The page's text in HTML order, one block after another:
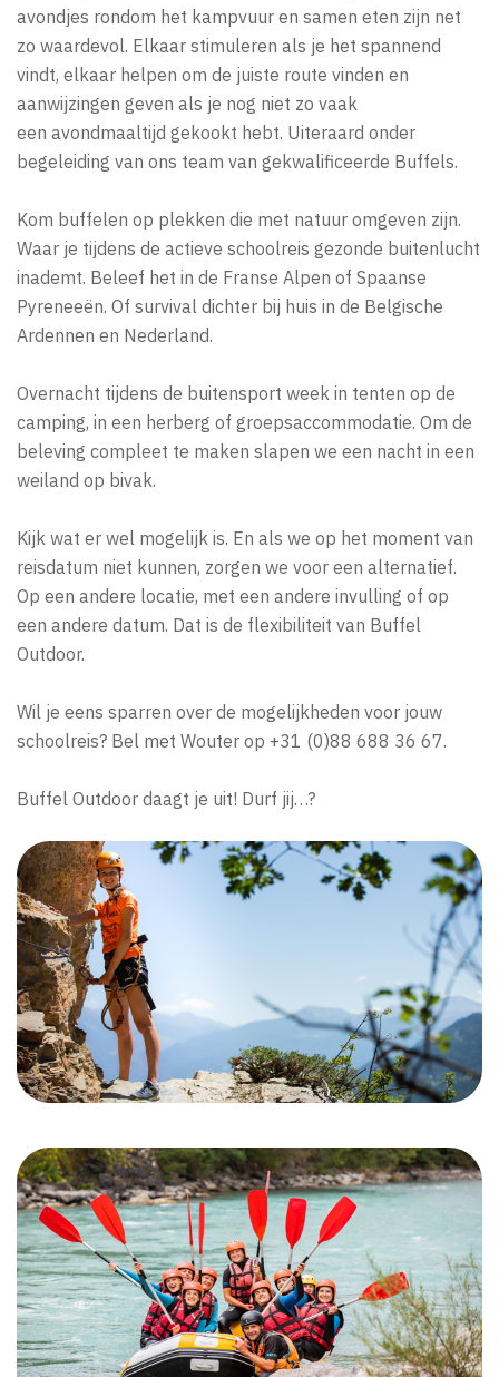
avondjes rondom het kampvuur en samen eten zijn net
zo waardevol. Elkaar stimuleren als je het spannend
vindt, elkaar helpen om de juiste route vinden en
aanwijzingen geven als je nog niet zo vaak
een avondmaaltijd gekookt hebt. Uiteraard onder
begeleiding van ons team van gekwalificeerde Buffels.
Kom buffelen op plekken die met natuur omgeven zijn.
Waar je tijdens de actieve schoolreis gezonde buitenlucht
inademt. Beleef het in de Franse Alpen of Spaanse
Pyreneeën. Of survival dichter bij huis in de Belgische
Ardennen en Nederland.
Overnacht tijdens de buitensport week in tenten op de
camping, in een herberg of groepsaccommodatie. Om de
beleving compleet te maken slapen we een nacht in een
weiland op bivak.
Kijk wat er wel mogelijk is. En als we op het moment van
reisdatum niet kunnen, zorgen we voor een alternatief.
Op een andere locatie, met een andere invulling of op
een andere datum. Dat is de flexibiliteit van Buffel
Outdoor.
Wil je eens sparren over de mogelijkheden voor jouw
schoolreis? Bel met Wouter op +31 (0)88 688 36 67.
Buffel Outdoor daagt je uit! Durf jij…?